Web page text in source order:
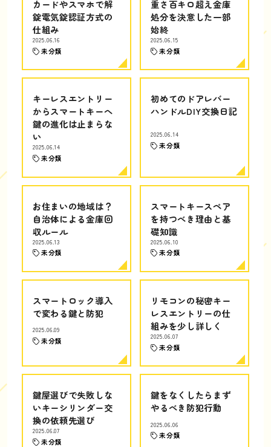
カードやスマホで解
錠電気錠認証方式の
仕組み
2025.06.16
未分類
重さ百キロ超え金庫
処分を決意した一部
始終
2025.06.15
未分類
キーレスエントリー
からスマートキーへ
鍵の進化は止まらな
い
2025.06.14
未分類
初めてのドアレバー
ハンドルDIY交換日記
2025.06.14
未分類
お住まいの地域は？
自治体による金庫回
収ルール
2025.06.13
未分類
スマートキースペア
を持つべき理由と基
礎知識
2025.06.10
未分類
スマートロック導入
で変わる鍵と防犯
2025.06.09
未分類
リモコンの秘密キー
レスエントリーの仕
組みを少し詳しく
2025.06.07
未分類
鍵屋選びで失敗しな
いキーシリンダー交
換の依頼先選び
2025.06.07
未分類
鍵をなくしたらまず
やるべき防犯行動
2025.06.06
未分類